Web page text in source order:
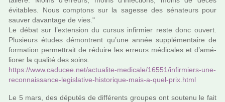
évitables. Nous comp­tons sur la sagesse des séna­teurs pour
sauver davan­tage de vies."
Le débat sur l’exten­sion du cursus infir­mier reste donc ouvert.
Plusieurs études démon­trent qu’une année sup­plé­men­taire de
for­ma­tion per­met­trait de réduire les erreurs médi­ca­les et d’amé­
lio­rer la qua­lité des soins.
https://www.cadu­cee.net/actua­lite-medi­cale/16551/infir­miers-une-
reconnais­sance-legis­la­tive-his­to­ri­que-mais-a-quel-prix.html
Le 5 mars, des dépu­tés de dif­fé­rents grou­pes ont sou­tenu le fait